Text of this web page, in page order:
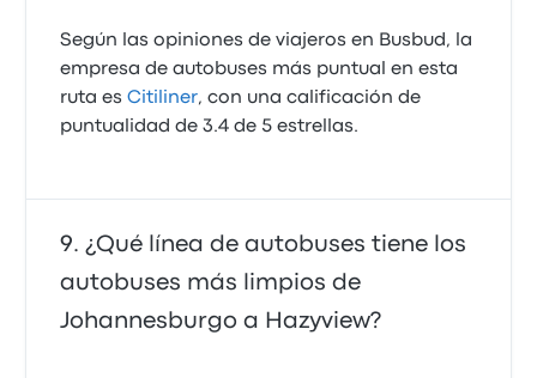
Según las opiniones de viajeros en Busbud, la
empresa de autobuses más puntual en esta
ruta esCitiliner, con una calificación de
puntualidad de 3.4 de 5 estrellas.
¿Qué línea de autobuses tiene los
autobuses más limpios de
Johannesburgo a Hazyview?